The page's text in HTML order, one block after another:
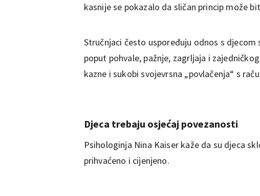
kasnije se pokazalo da sličan princip može
Stručnjaci često uspoređuju odnos s
poput pohvale, pažnje, zagrljaja i
kazne i sukobi svojevrsna „povlačenja“ s
Djeca trebaju osjećaj povezanosti
Psihologinja Nina Kaiser kaže da su djeca
prihvaćeno i cijenjeno.